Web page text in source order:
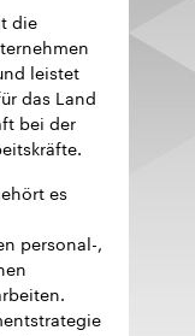
die
leistet
das Land
bei der
es
personal-,